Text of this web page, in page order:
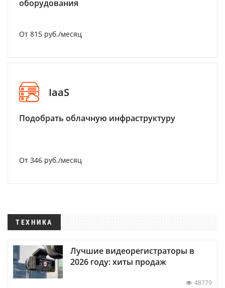
оборудования
От 815 руб./месяц
IaaS
Подобрать облачную инфраструктуру
От 346 руб./месяц
ТЕХНИКА
Лучшие видеорегистраторы в
2026 году: хиты продаж
48779